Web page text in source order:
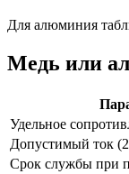
Для алюминия
Медь или
Удельное
Допустимый ток
Срок службы при